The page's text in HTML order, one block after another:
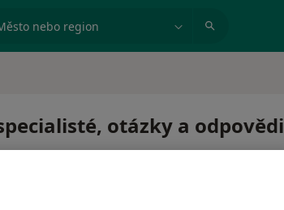
nebo region
otázky a odpovědi